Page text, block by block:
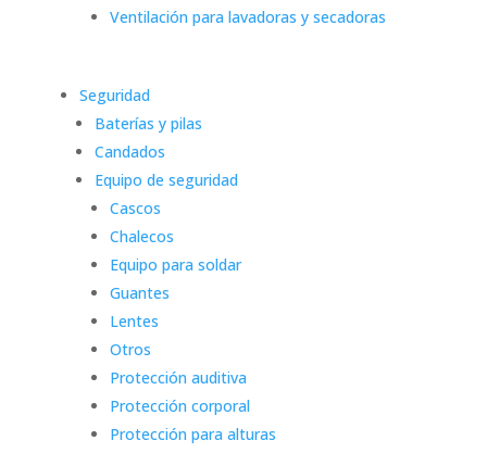
Ventilación para lavadoras y secadoras
Seguridad
Baterías y pilas
Candados
Equipo de seguridad
Cascos
Chalecos
Equipo para soldar
Guantes
Lentes
Otros
Protección auditiva
Protección corporal
Protección para alturas